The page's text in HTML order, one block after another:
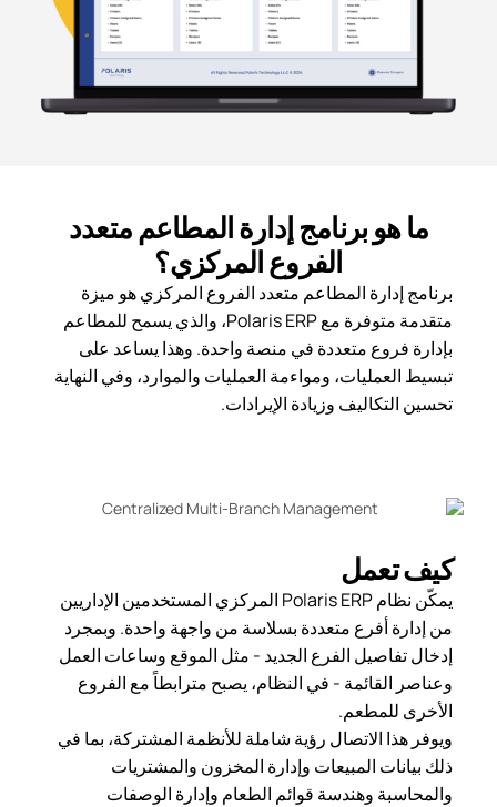
ما هو برنامج إدارة المطاعم متعدد
الفروع المركزي؟
برنامج إدارة المطاعم متعدد الفروع المركزي هو ميزة
متقدمة متوفرة مع Polaris ERP، والذي يسمح للمطاعم
بإدارة فروع متعددة في منصة واحدة. وهذا يساعد على
تبسيط العمليات، ومواءمة العمليات والموارد، وفي النهاية
تحسين التكاليف وزيادة الإيرادات.
كيف تعمل
يمكّن نظام Polaris ERP المركزي المستخدمين الإداريين
من إدارة أفرع متعددة بسلاسة من واجهة واحدة. وبمجرد
إدخال تفاصيل الفرع الجديد - مثل الموقع وساعات العمل
وعناصر القائمة - في النظام، يصبح مترابطاً مع الفروع
الأخرى للمطعم.
ويوفر هذا الاتصال رؤية شاملة للأنظمة المشتركة، بما في
ذلك بيانات المبيعات وإدارة المخزون والمشتريات
والمحاسبة وهندسة قوائم الطعام وإدارة الوصفات